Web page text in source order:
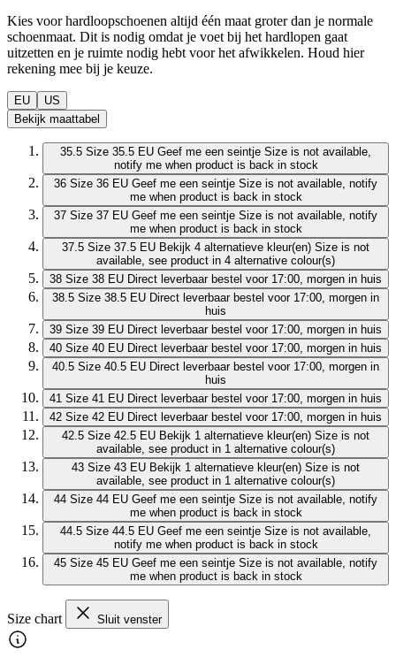
Kies voor hardloopschoenen altijd één maat groter dan je normale
schoenmaat. Dit is nodig omdat je voet bij het hardlopen gaat
uitzetten en je ruimte nodig hebt voor het afwikkelen. Houd hier
rekening mee bij je keuze.
EU
US
Bekijk maattabel
35.5 Size 35.5 EU Geef me een seintje Size is not available,
notify me when product is back in stock
36 Size 36 EU Geef me een seintje Size is not available, notify
me when product is back in stock
37 Size 37 EU Geef me een seintje Size is not available, notify
me when product is back in stock
37.5 Size 37.5 EU Bekijk 4 alternatieve kleur(en) Size is not
available, see product in 4 alternative colour(s)
38 Size 38 EU Direct leverbaar bestel voor 17:00, morgen in huis
38.5 Size 38.5 EU Direct leverbaar bestel voor 17:00, morgen in
huis
39 Size 39 EU Direct leverbaar bestel voor 17:00, morgen in huis
40 Size 40 EU Direct leverbaar bestel voor 17:00, morgen in huis
40.5 Size 40.5 EU Direct leverbaar bestel voor 17:00, morgen in
huis
41 Size 41 EU Direct leverbaar bestel voor 17:00, morgen in huis
42 Size 42 EU Direct leverbaar bestel voor 17:00, morgen in huis
42.5 Size 42.5 EU Bekijk 1 alternatieve kleur(en) Size is not
available, see product in 1 alternative colour(s)
43 Size 43 EU Bekijk 1 alternatieve kleur(en) Size is not
available, see product in 1 alternative colour(s)
44 Size 44 EU Geef me een seintje Size is not available, notify
me when product is back in stock
44.5 Size 44.5 EU Geef me een seintje Size is not available,
notify me when product is back in stock
45 Size 45 EU Geef me een seintje Size is not available, notify
me when product is back in stock
Size chart Sluit venster